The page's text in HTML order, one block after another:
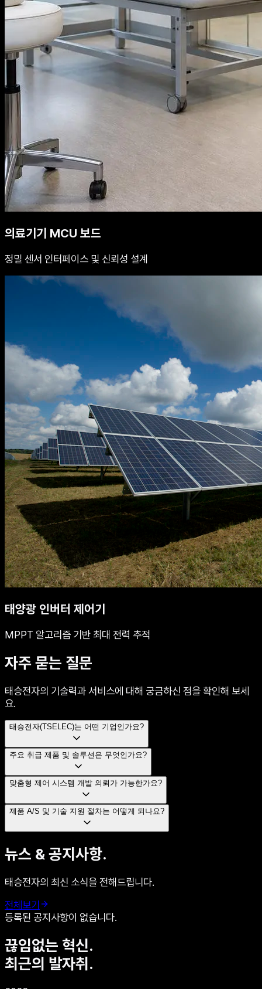
의료기기 MCU 보드
정밀 센서 인터페이스 및 신뢰성 설계
태양광 인버터 제어기
MPPT 알고리즘 기반 최대 전력 추적
자주 묻는 질문
태승전자의 기술력과 서비스에 대해 궁금하신 점을 확인해 보세
요.
태승전자(TSELEC)는 어떤 기업인가요?
주요 취급 제품 및 솔루션은 무엇인가요?
맞춤형 제어 시스템 개발 의뢰가 가능한가요?
제품 A/S 및 기술 지원 절차는 어떻게 되나요?
뉴스 & 공지사항.
태승전자의 최신 소식을 전해드립니다.
전체보기
등록된 공지사항이 없습니다.
끊임없는 혁신.
최근의 발자취.